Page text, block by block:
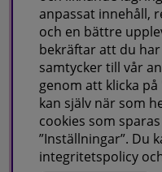
Fraktvillkor
Faktura/Delbetalning
Integritetspolicy
Cookies
Om oss
Om oss
anpassat innehåll,
och en bättre
bekräftar att du
samtycker till vår
genom att klicka
kan själv när som
cookies som
”Inställningar”. Du
integritetspolicy